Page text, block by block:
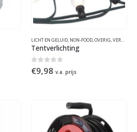
LICHT EN GELUID, NON-FOOD,OVERIG,VERHUUR PARTYMATERIALEN
Tentverlichting
0out of 5
€9,98 v.a. prijs